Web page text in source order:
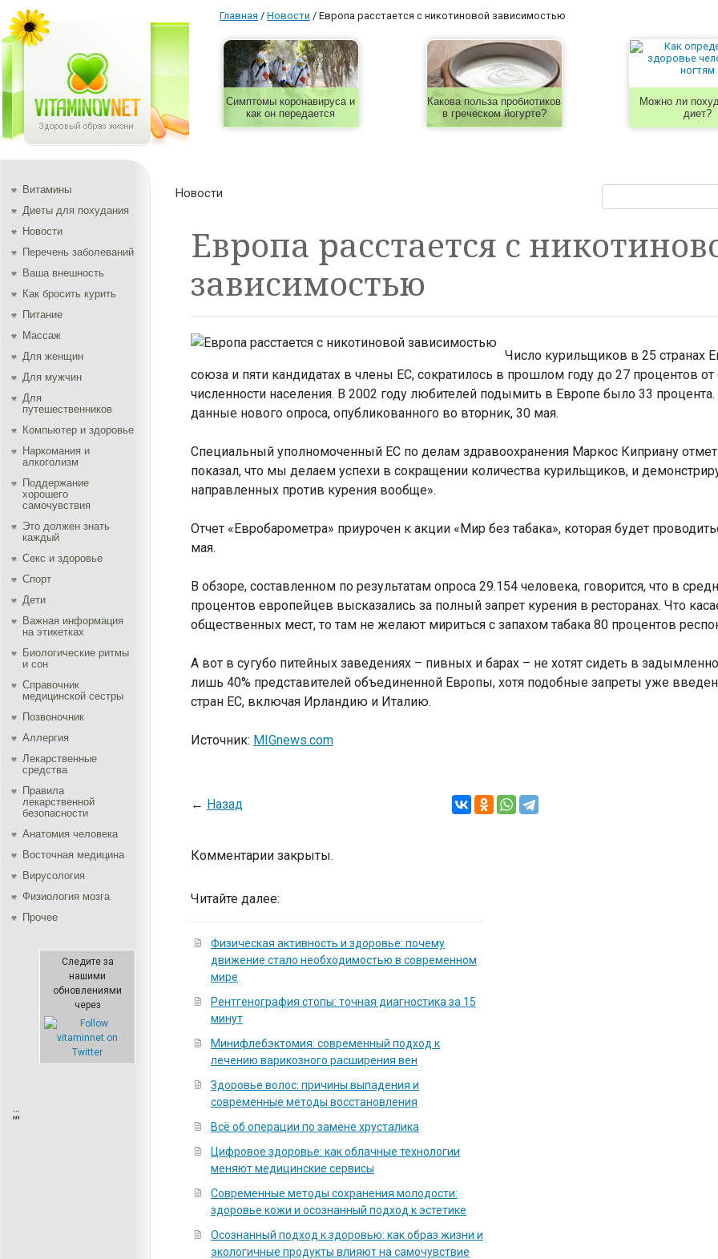
Главная / Новости / Европа расстается с никотиновой зависимостью
Симптомы коронавируса и
как он передается
Какова польза пробиотиков
в греческом йогурте?
Можно ли
диет?
Витамины
Диеты для похудания
Новости
Перечень заболеваний
Ваша внешность
Как бросить курить
Питание
Массаж
Для женщин
Для мужчин
Для
путешественников
Компьютер и здоровье
Наркомания и
алкоголизм
Поддержание
хорошего
самочувствия
Это должен знать
каждый
Секс и здоровье
Спорт
Дети
Важная информация
на этикетках
Биологические ритмы
и сон
Справочник
медицинской сестры
Позвоночник
Аллергия
Лекарственные
средства
Правила
лекарственной
безопасности
Aнатомия человека
Восточная медицина
Вирусология
Физиология мозга
Прочее
Следите за
нашими
обновлениями
через
;;;
Новости
Европа расстается с
зависимостью
Число курильщиков в 25 странах
союза и пяти кандидатах в члены ЕС, сократилось в прошлом году до 27 процентов
численности населения. В 2002 году любителей подымить в Европе было 33
данные нового опроса, опубликованного во вторник, 30 мая.
Специальный уполномоченный ЕС по делам здравоохранения Маркос Киприану
показал, что мы делаем успехи в сокращении количества курильщиков, и
направленных против курения вообще».
Отчет «Евробарометра» приурочен к акции «Мир без табака», которая будет
мая.
В обзоре, составленном по результатам опроса 29.154 человека, говорится, что в
процентов европейцев высказались за полный запрет курения в ресторанах. Что
общественных мест, то там не желают мириться с запахом табака 80 процентов
А вот в сугубо питейных заведениях – пивных и барах – не хотят сидеть в
лишь 40% представителей объединенной Европы, хотя подобные запреты уже
стран ЕС, включая Ирландию и Италию.
Источник: MIGnews.com
← Назад
Комментарии закрыты.
Читайте далее:
Физическая активность и здоровье: почему
движение стало необходимостью в современном
мире
Рентгенография стопы: точная диагностика за 15
минут
Минифлебэктомия: современный подход к
лечению варикозного расширения вен
Здоровье волос: причины выпадения и
современные методы восстановления
Всё об операции по замене хрусталика
Цифровое здоровье: как облачные технологии
меняют медицинские сервисы
Современные методы сохранения молодости:
здоровье кожи и осознанный подход к эстетике
Осознанный подход к здоровью: как образ жизни и
экологичные продукты влияют на самочувствие